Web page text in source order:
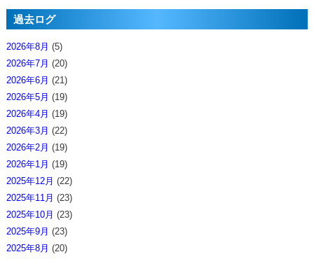
過去ログ
2026年8月 (5)
2026年7月 (20)
2026年6月 (21)
2026年5月 (19)
2026年4月 (19)
2026年3月 (22)
2026年2月 (19)
2026年1月 (19)
2025年12月 (22)
2025年11月 (23)
2025年10月 (23)
2025年9月 (23)
2025年8月 (20)